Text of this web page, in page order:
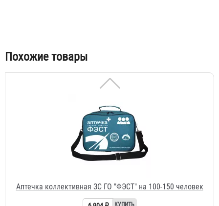
Похожие товары
Аптечка коллективная ЗС ГО "ФЭСТ" на 100-150 человек
6 904 ₽